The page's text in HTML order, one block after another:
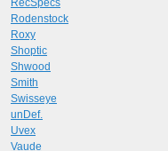
RecSpecs
Rodenstock
Roxy
Shoptic
Shwood
Smith
Swisseye
unDef.
Uvex
Vaude